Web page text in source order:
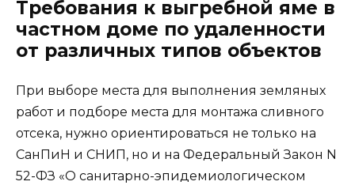
Требования к выгребной яме в
частном доме по удаленности
от различных типов объектов
При выборе места для выполнения земляных
работ и подборе места для монтажа сливного
отсека, нужно ориентироваться не только на
СанПиН и СНИП, но и на Федеральный Закон N
52-ФЗ «О санитарно-эпидемиологическом